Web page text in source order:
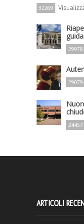
32269
29978
29079
24457
ARTICOLI